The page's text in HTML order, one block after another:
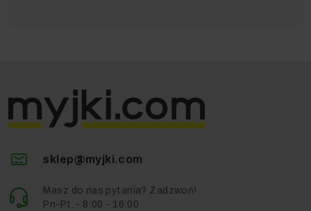
sklep@myjki.com
Masz do nas pytania? Zadzwoń!
Pn-Pt. - 8:00 - 16:00